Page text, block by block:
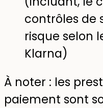
contrôles de
risque selon
Klarna)
À noter : les
paiement sont